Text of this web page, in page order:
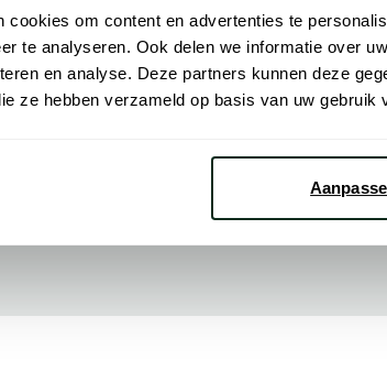
cookies om content en advertenties te
te analyseren. Ook delen we informatie over
en analyse. Deze partners kunnen deze
ze hebben verzameld op basis van uw gebruik
De ritssluiting voegt een eigentijdse twist toe
voor zowel casual als semi-formele gelegenheden. Voeg
vandaag nog toe aan je garderobe.
Jones